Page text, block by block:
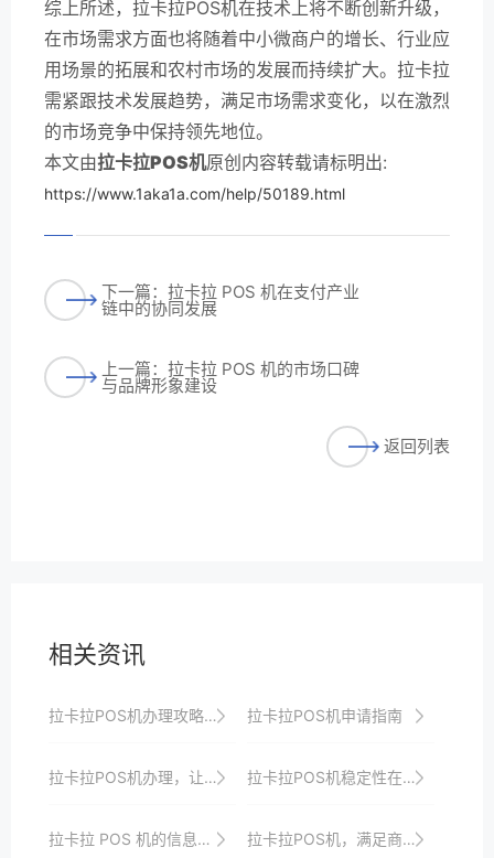
综上所述，拉卡拉POS机在技术上将不断创新升级，
在市场需求方面也将随着中小微商户的增长、行业应
用场景的拓展和农村市场的发展而持续扩大。拉卡拉
需紧跟技术发展趋势，满足市场需求变化，以在激烈
的市场竞争中保持领先地位。
本文由拉卡拉POS机原创内容转载请标明出:
https://www.1aka1a.com/help/50189.html
下一篇：拉卡拉 POS 机在支付产业
链中的协同发展
上一篇：拉卡拉 POS 机的市场口碑
与品牌形象建设
返回列表
相关资讯
拉卡拉POS机办理攻略：提升商户支付效率的秘籍 拉卡拉POS机申请指南
拉卡拉POS机办理，让您的店铺与时俱进 拉卡拉POS机稳定性在不同场景下的表现与要求
拉卡拉 POS 机的信息加密技术解析 拉卡拉POS机，满足商家与消费者的双重需求